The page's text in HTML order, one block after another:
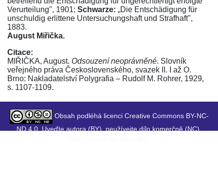
Verurteilung", 1901; Schwarze: „Die Entschädigung für
unschuldig erlittene Untersuchungshaft und Strafhaft",
1883.
August Miřička.
Citace:
MIŘIČKA, August. Odsouzení neoprávněné. Slovník
veřejného práva Československého, svazek II. I až O.
Brno: Nakladatelství Polygrafia – Rudolf M. Rohrer, 1929,
s. 1107-1109.
Obsah podléhá licenci Creative Commons BY-NC-
ND 4.0. Uveďte autora (BY), neužívejte dílo komerčně (NC),